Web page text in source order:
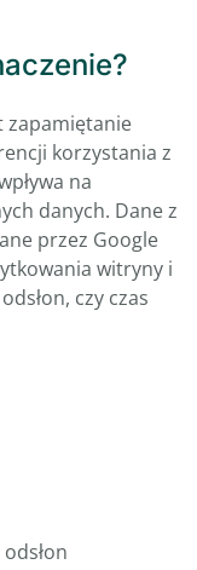
zapamiętanie
korzystania z
na
danych. Dane z
przez Google
witryny i
czy czas